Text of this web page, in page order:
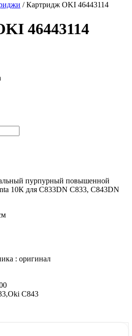
/ Картридж OKI 46443114
46443114
пурпурный повышенной
10К для C833DN C833, C843DN
: оригинал
C843